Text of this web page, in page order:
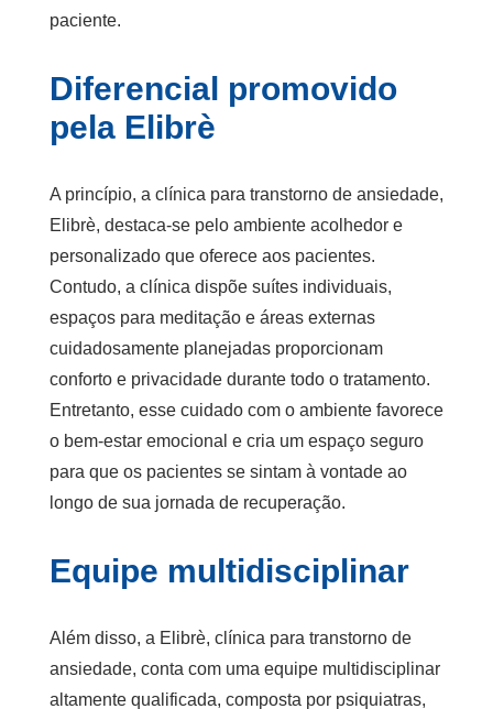
paciente.
Diferencial promovido
pela Elibrè
A princípio, a clínica para transtorno de ansiedade,
Elibrè, destaca-se pelo ambiente acolhedor e
personalizado que oferece aos pacientes.
Contudo, a clínica dispõe suítes individuais,
espaços para meditação e áreas externas
cuidadosamente planejadas proporcionam
conforto e privacidade durante todo o tratamento.
Entretanto, esse cuidado com o ambiente favorece
o bem-estar emocional e cria um espaço seguro
para que os pacientes se sintam à vontade ao
longo de sua jornada de recuperação.
Equipe multidisciplinar
Além disso, a Elibrè, clínica para transtorno de
ansiedade, conta com uma equipe multidisciplinar
altamente qualificada, composta por psiquiatras,